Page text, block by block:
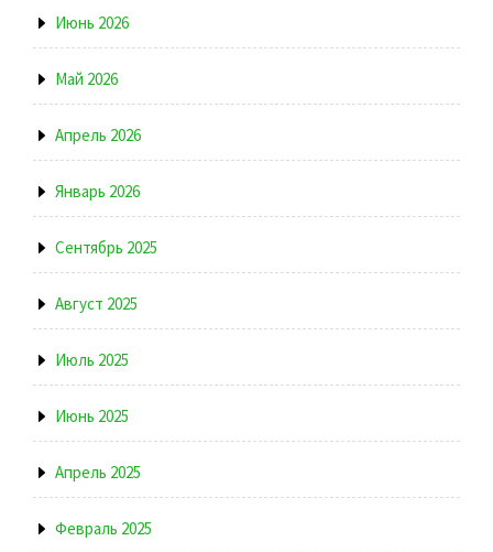
Июнь 2026
Май 2026
Апрель 2026
Январь 2026
Сентябрь 2025
Август 2025
Июль 2025
Июнь 2025
Апрель 2025
Февраль 2025